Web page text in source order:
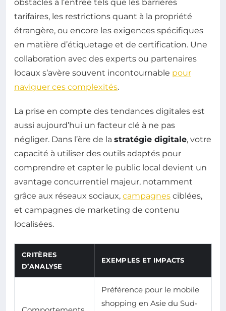
obstacles à l’entrée tels que les barrières
tarifaires, les restrictions quant à la propriété
étrangère, ou encore les exigences spécifiques
en matière d’étiquetage et de certification. Une
collaboration avec des experts ou partenaires
locaux s’avère souvent incontournable pour
naviguer ces complexités.
La prise en compte des tendances digitales est
aussi aujourd’hui un facteur clé à ne pas
négliger. Dans l’ère de la stratégie digitale, votre
capacité à utiliser des outils adaptés pour
comprendre et capter le public local devient un
avantage concurrentiel majeur, notamment
grâce aux réseaux sociaux, campagnes ciblées,
et campagnes de marketing de contenu
localisées.
CRITÈRES
D’ANALYSE
EXEMPLES ET IMPACTS
Préférence pour le mobile
shopping en Asie du Sud-